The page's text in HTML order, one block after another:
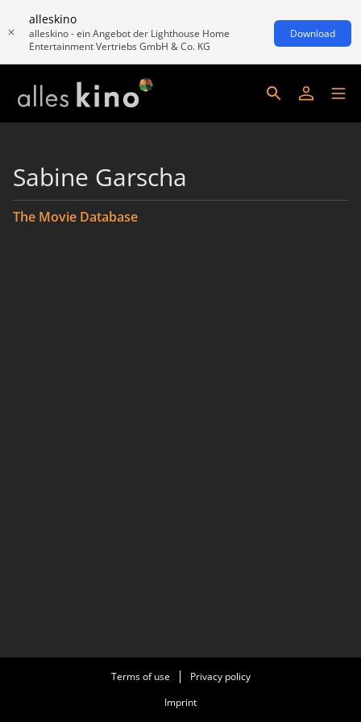
alleskino
alleskino - ein Angebot der Lighthouse Home
Entertainment Vertriebs GmbH & Co. KG
Download
Sabine Garscha
The Movie Database
Terms of use
Privacy policy
Imprint